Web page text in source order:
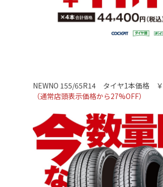
NEWNO 155/65R14 タイヤ1本価格 ￥
（通常店頭表示価格から27%OFF）